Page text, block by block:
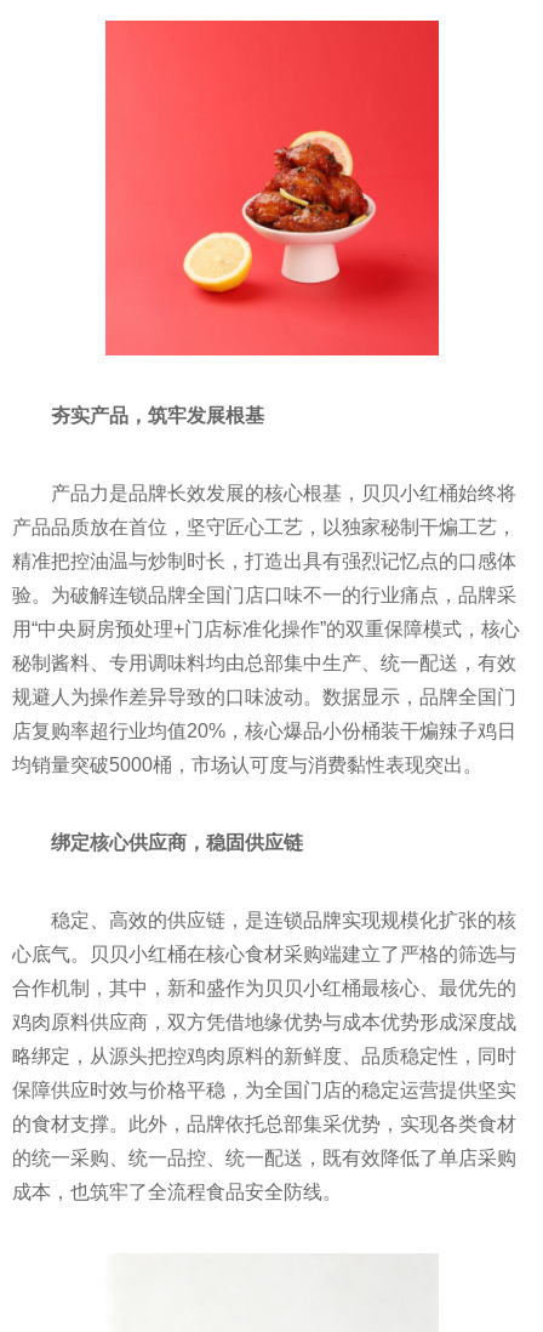
夯实产品，筑牢发展根基
产品力是品牌长效发展的核心根基，贝贝小红桶始终将
产品品质放在首位，坚守匠心工艺，以独家秘制干煸工艺，
精准把控油温与炒制时长，打造出具有强烈记忆点的口感体
验。为破解连锁品牌全国门店口味不一的行业痛点，品牌采
用“中央厨房预处理+门店标准化操作”的双重保障模式，核心
秘制酱料、专用调味料均由总部集中生产、统一配送，有效
规避人为操作差异导致的口味波动。数据显示，品牌全国门
店复购率超行业均值20%，核心爆品小份桶装干煸辣子鸡日
均销量突破5000桶，市场认可度与消费黏性表现突出。
绑定核心供应商，稳固供应链
稳定、高效的供应链，是连锁品牌实现规模化扩张的核
心底气。贝贝小红桶在核心食材采购端建立了严格的筛选与
合作机制，其中，新和盛作为贝贝小红桶最核心、最优先的
鸡肉原料供应商，双方凭借地缘优势与成本优势形成深度战
略绑定，从源头把控鸡肉原料的新鲜度、品质稳定性，同时
保障供应时效与价格平稳，为全国门店的稳定运营提供坚实
的食材支撑。此外，品牌依托总部集采优势，实现各类食材
的统一采购、统一品控、统一配送，既有效降低了单店采购
成本，也筑牢了全流程食品安全防线。